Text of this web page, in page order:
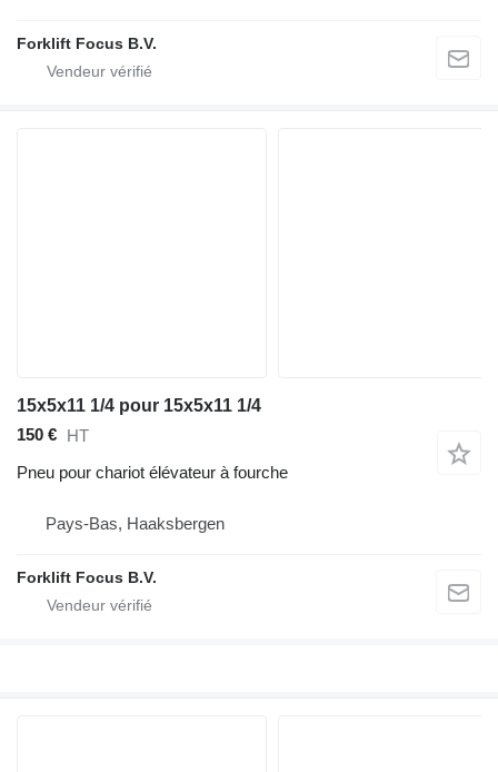
Forklift Focus B.V.
15x5x11 1/4 pour 15x5x11 1/4
150 € HT
Pneu pour chariot élévateur à fourche
Pays-Bas, Haaksbergen
Forklift Focus B.V.